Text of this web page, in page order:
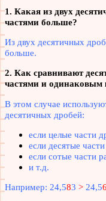
1. Какая из двух
частями больше?
Из двух десятичных
больше.
2. Как сравнивают
частями и одинаковым
В этом случае
десятичных дробей:
если целые части
если десятые
если сотые части
и т.д.
Например: 24,583 > 24,56